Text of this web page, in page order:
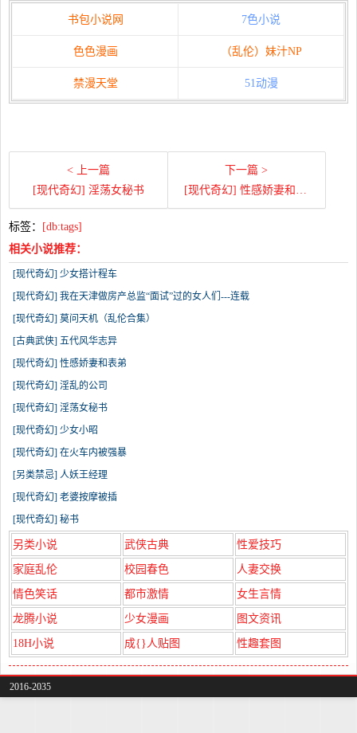
书包小说网 7色小说
色色漫画 （乱伦）妹汁NP
禁漫天堂 51动漫
< 上一篇
[现代奇幻] 淫荡女秘书
下一篇 >
[现代奇幻] 性感娇妻和表弟
标签：
[db:tags]
相关小说推荐：
[现代奇幻] 少女搭计程车
[现代奇幻] 我在天津做房产总监“面试”过的女人们---连载
[现代奇幻] 莫问天机（乱伦合集）
[古典武侠] 五代风华志异
[现代奇幻] 性感娇妻和表弟
[现代奇幻] 淫乱的公司
[现代奇幻] 淫荡女秘书
[现代奇幻] 少女小昭
[现代奇幻] 在火车内被强暴
[另类禁忌] 人妖王经理
[现代奇幻] 老婆按摩被插
[现代奇幻] 秘书
另类小说 武侠古典 性爱技巧
家庭乱伦 校园春色 人妻交换
情色笑话 都市激情 女生言情
龙腾小说 少女漫画 图文资讯
18H小说 成{}人贴图 性趣套图
2016-2035